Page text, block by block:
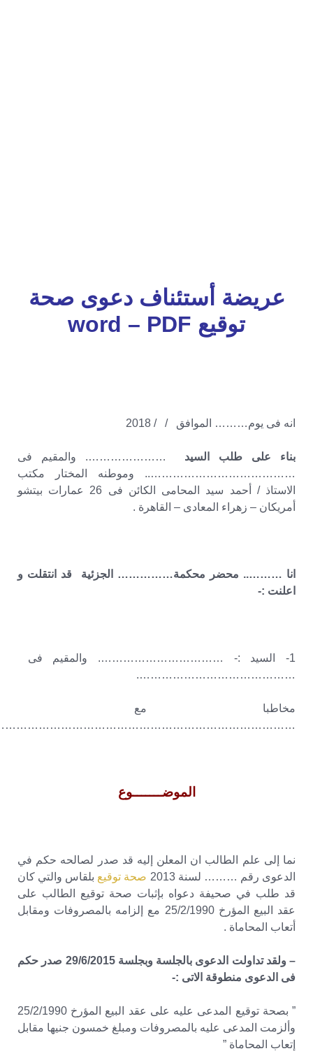
عريضة أستئناف دعوى صحة
توقيع word – PDF
انه فى يوم……… الموافق / / 2018
بناء على طلب السيد
…………………. والمقيم فى
………………………………….. وموطنه المختار مكتب
الاستاذ / أحمد سيد المحامى الكائن فى 26 عمارات بيتشو
أمريكان – زهراء المعادى – القاهرة .
انا ……….. محضر محكمة…………… الجزئية قد انتقلت و
اعلنت :-
1- السيد :- ……………………………. والمقيم فى
…………………………………….
مخاطبا مع
الموضـــــــوع
نما إلى علم الطالب ان المعلن إليه قد صدر لصالحه حكم في
الدعوى رقم ……… لسنة 2013
صحة توقيع بلقاس والتي كان
قد طلب في صحيفة دعواه بإثبات صحة توقيع الطالب على
عقد البيع المؤرخ 25/2/1990 مع إلزامه بالمصروفات ومقابل
أتعاب المحاماة .
– ولقد تداولت الدعوى بالجلسة وبجلسة 29/6/2015 صدر حكم
فى الدعوى منطوقة الاتى :-
” بصحة توقيع المدعى عليه على عقد البيع المؤرخ 25/2/1990
وألزمت المدعى عليه بالمصروفات ومبلغ خمسون جنيها مقابل
إتعاب المحاماة ”